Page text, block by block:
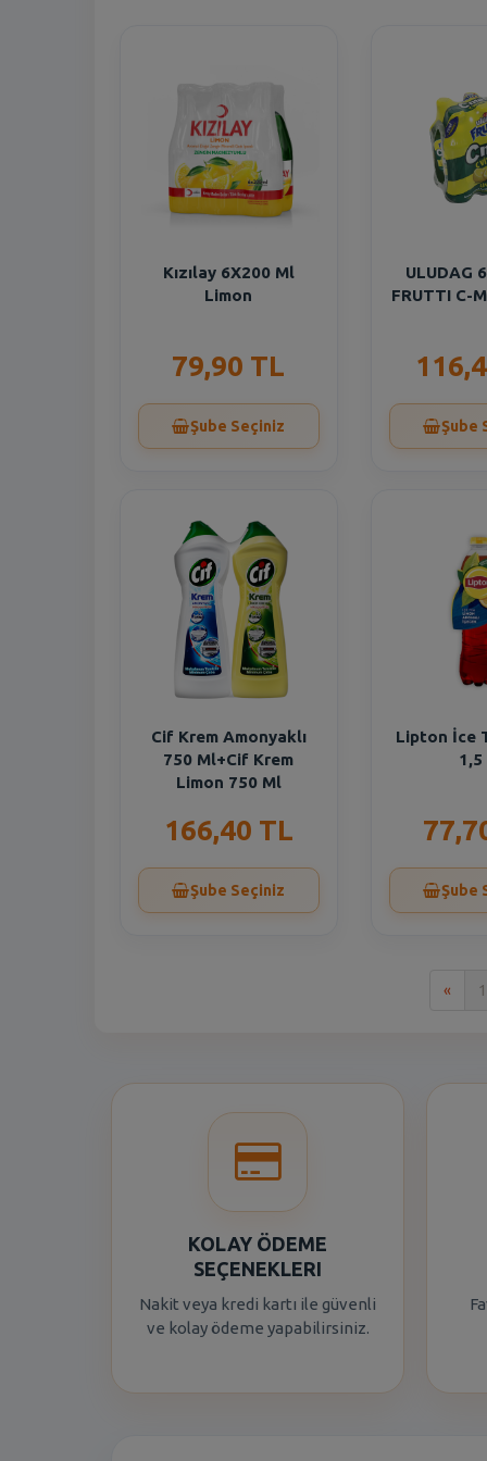
Kızılay 6X200 Ml
Limon
79,90 TL
Şube Seçiniz
ULUDAG
FRUTTI C-
Şube
Cif Krem Amonyaklı
750 Ml+Cif Krem
Limon 750 Ml
166,40 TL
Şube Seçiniz
Lipton İce
Şube
« 1
KOLAY ÖDEME
SEÇENEKLERI
Nakit veya kredi kartı ile güvenli
ve kolay ödeme yapabilirsiniz.